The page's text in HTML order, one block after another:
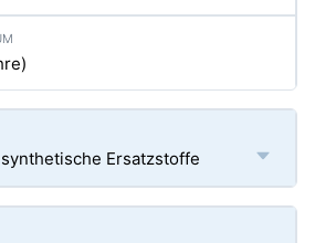
Ersatzstoffe